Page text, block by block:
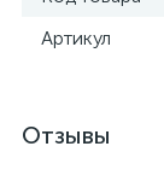
Артикул
Отзывы